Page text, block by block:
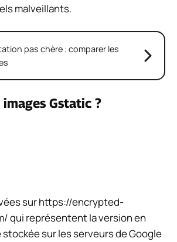
malveillants.
pas chère : comparer les
Gstatic ?
sur https://encrypted-
qui représentent la version en
stockée sur les serveurs de Google